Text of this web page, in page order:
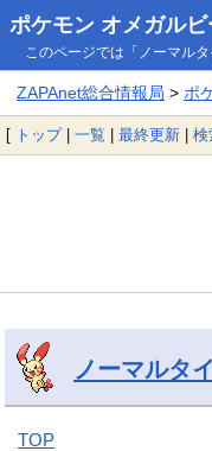
ポケモン オメガル
このページでは「ノーマル
ZAPAnet総合情報局 > ポ
[ トップ| 一覧 | 最終更新 | 検
ノーマルタ
TOP